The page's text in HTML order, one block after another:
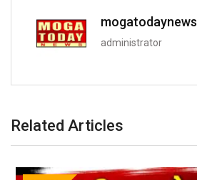
mogatodaynews
administrator
Related Articles